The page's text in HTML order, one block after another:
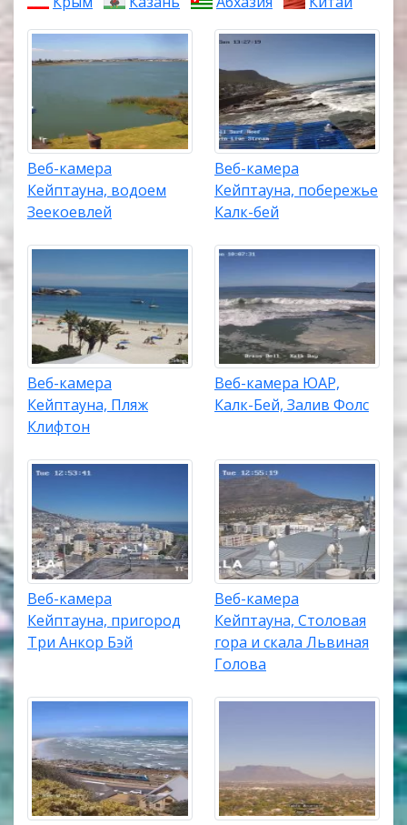
Веб-камера
Кейптауна, водоем
Зеекоевлей
Веб-камера
Кейптауна, побережье
Калк-бей
Веб-камера
Кейптауна, Пляж
Клифтон
Веб-камера ЮАР,
Калк-Бей, Залив Фолс
Веб-камера
Кейптауна, пригород
Три Анкор Бэй
Веб-камера
Кейптауна, Столовая
гора и скала Львиная
Голова